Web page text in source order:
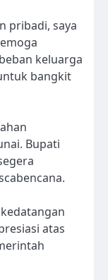
pribadi, saya
keluarga
bangkit
Bupati
atas